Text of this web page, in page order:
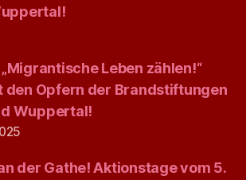
Leben zählen!“
den Opfern der Brandstiftungen
Wuppertal!
der Gathe! Aktionstage vom 5.